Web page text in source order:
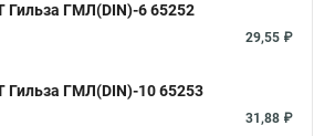
Гильза ГМЛ(DIN)-6 65252
29,55 ₽
Гильза ГМЛ(DIN)-10 65253
31,88 ₽